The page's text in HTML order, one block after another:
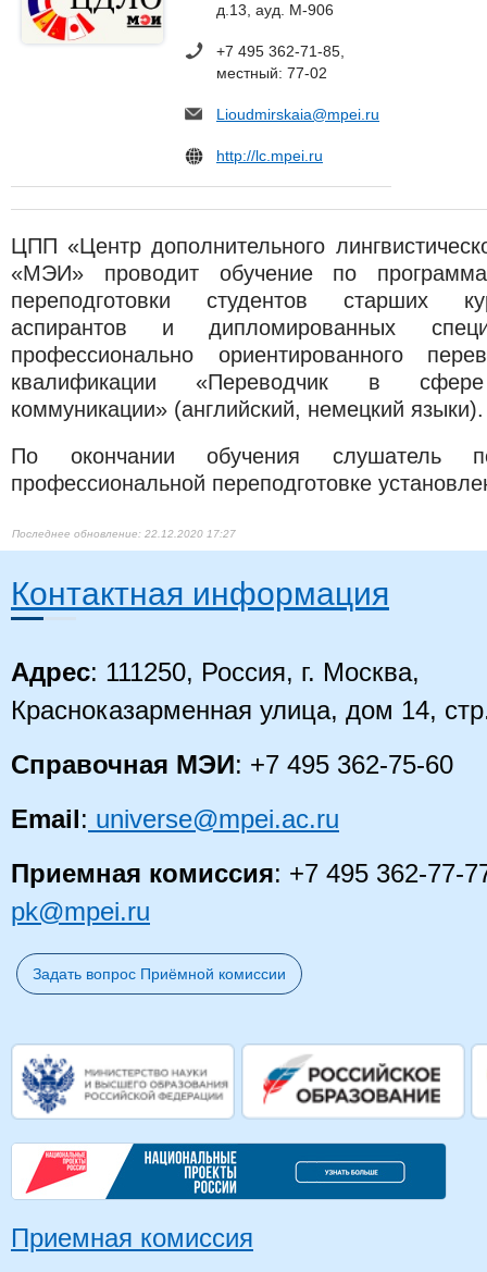
д.13, ауд. М-906
+7 495 362-71-85,
местный: 77-02
Lioudmirskaia@mpei.ru
http://lc.mpei.ru
ЦПП «Центр дополнительного
«МЭИ» проводит обучение по
переподготовки студентов старших
аспирантов и дипломированных
профессионально ориентированного
квалификации «Переводчик в сфере
коммуникации» (английский, немецкий языки).
По окончании обучения слушатель
профессиональной переподготовке
22.12.2020 17:27
Контактная информация
Адрес: 111250, Россия, г. Москва,
Красноказарменная улица, дом 14,
Справочная МЭИ: +7 495 362-75-60
Email: universe@mpei.ac.ru
Приемная комиссия: +7 495 362-77-
pk@mpei.ru
Задать вопрос Приёмной комиссии
Приемная комиссия